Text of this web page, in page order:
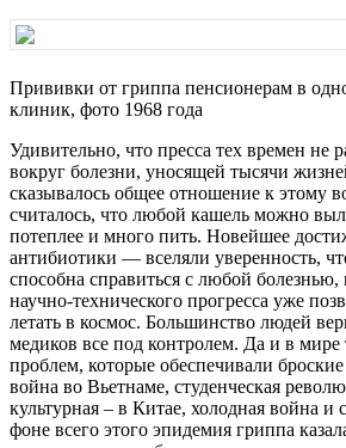
Прививки от гриппа пенсионерам в
клиник, фото 1968 года
Удивительно, что пресса тех времен не
вокруг болезни, уносящей тысячи
сказывалось общее отношение к этому
считалось, что любой кашель можно
потеплее и много пить. Новейшее
антибиотики — вселяли уверенность,
способна справиться с любой болезнью,
научно-технического прогресса уже
летать в космос. Большинство людей
медиков все под контролем. Да и в мире
проблем, которые обеспечивали броские
война во Вьетнаме, студенческая
культурная – в Китае, холодная война и
фоне всего этого эпидемия гриппа